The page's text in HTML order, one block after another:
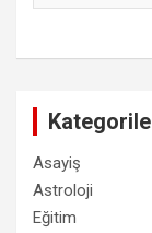
Asayiş
Astroloji
Eğitim